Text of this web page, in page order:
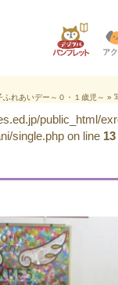
ふれあいデー～０・１歳児～ »
public_html/
single.php on line 13